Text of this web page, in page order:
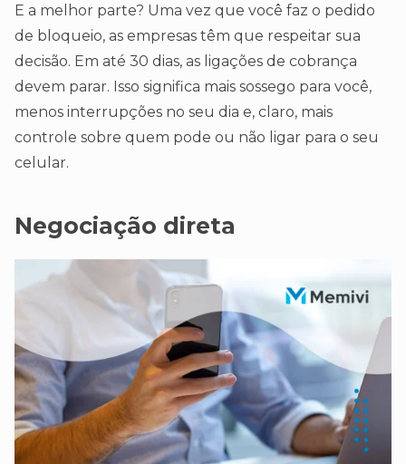
E a melhor parte? Uma vez que você faz o pedido
de bloqueio, as empresas têm que respeitar sua
decisão. Em até 30 dias, as ligações de cobrança
devem parar. Isso significa mais sossego para você,
menos interrupções no seu dia e, claro, mais
controle sobre quem pode ou não ligar para o seu
celular.
Negociação direta